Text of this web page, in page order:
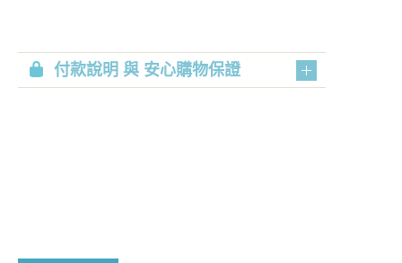
付款說明 與 安心購物保證